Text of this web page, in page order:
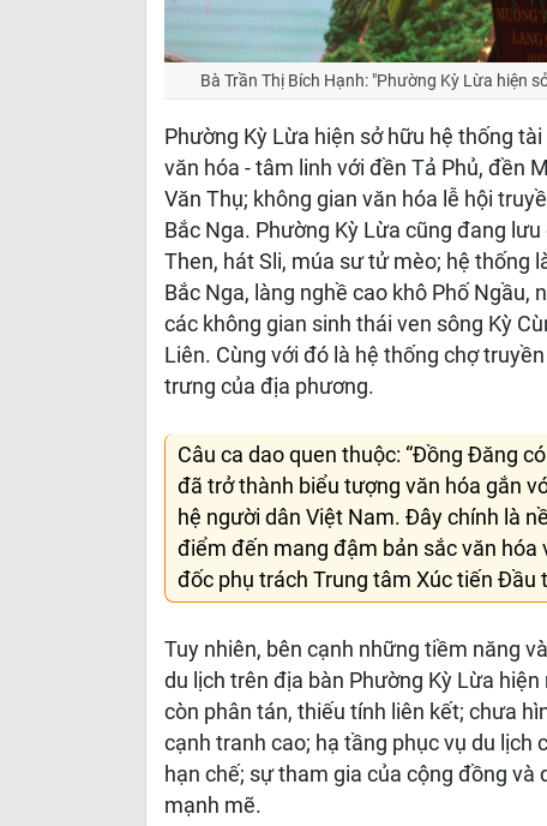
Bà Trần Thị Bích Hạnh: "Phường Kỳ Lừa hiện
Phường Kỳ Lừa hiện sở hữu hệ thống
văn hóa - tâm linh với đền Tả Phủ, đền
Văn Thụ; không gian văn hóa lễ hội
Bắc Nga. Phường Kỳ Lừa cũng đang
Then, hát Sli, múa sư tử mèo; hệ thống
Bắc Nga, làng nghề cao khô Phố
các không gian sinh thái ven sông Kỳ
Liên. Cùng với đó là hệ thống chợ
trưng của địa phương.
Câu ca dao quen thuộc: “Đồng Đăng
đã trở thành biểu tượng văn hóa gắn
hệ người dân Việt Nam. Đây chính là
điểm đến mang đậm bản sắc văn hóa
đốc phụ trách Trung tâm Xúc tiến Đầu
Tuy nhiên, bên cạnh những tiềm năng
du lịch trên địa bàn Phường Kỳ Lừa
còn phân tán, thiếu tính liên kết; chưa
cạnh tranh cao; hạ tầng phục vụ du lịch
hạn chế; sự tham gia của cộng đồng
mạnh mẽ.